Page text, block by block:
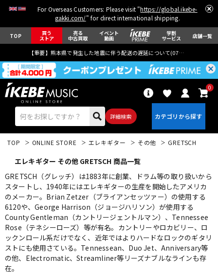
For Overseas Customers: Please visit "https://global.ikebe-
gakki.com/" for direct international shipping.
TOP 買う
ストア
売る
中古買取
イベント
動画
学割
サービス 店舗一覧
【重要】熊本県で発生した地震に伴う配送の遅延について(07月29日
詳細検索
0
エレキギター アコギ/エレアコ
ベース ウクレレ
TOP ONLINE STORE エレキギター その他 GRETSCH
エレキギター その他 GRETSCH 商品一覧
GRETSCH（グレッチ）は1883年に創業、ドラム等の取り扱いから
スタートし、1940年にはエレキギターの生産を開始したアメリカ
のメーカー。Brian Zetzer（ブライアンセッツァー）の使用する
6120や、George Harrison（ジョージハリソン）が使用する
County Gentleman（カントリージェントルマン）、Tennessee
Rose（テネシーローズ）等が有名。カントリーやロカビリー、ロ
ックンロール系だけでなく、近年ではよりハードなロックのギタリ
ストにも使用さている。Tennessean、Duo Jet、Anniversary等
の他、Electromatic、Streamliner等リーズナブルなラインも存
在。